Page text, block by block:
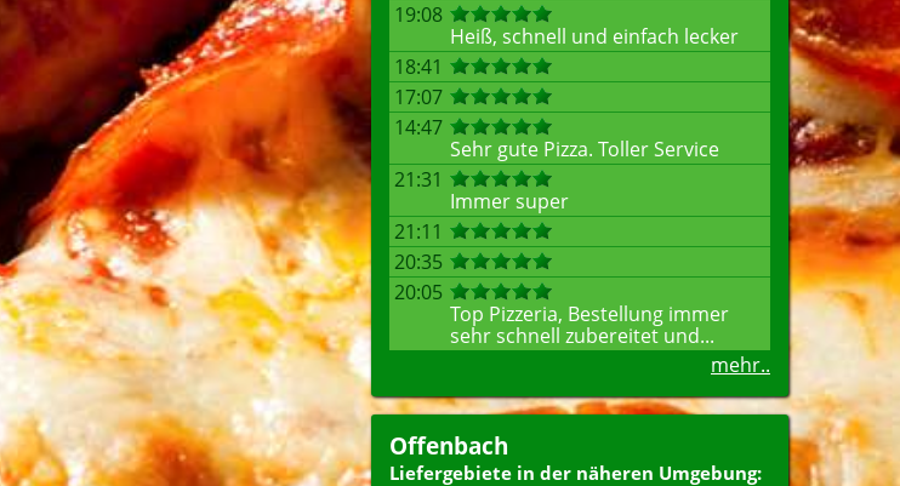
19:08
Heiß, schnell und einfach lecker
18:41
17:07
14:47
Sehr gute Pizza. Toller Service
21:31
Immer super
21:11
20:35
20:05
Top Pizzeria, Bestellung immer
sehr schnell zubereitet und...
mehr..
Offenbach
Liefergebiete in der näheren Umgebung: